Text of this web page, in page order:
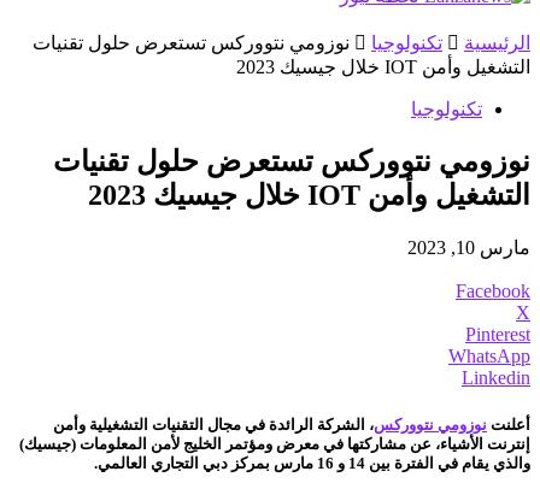
الرئيسية تكنولوجيا
نوزومي نتووركس تستعرض حلول تقنيات
التشغيل وأمن IOT خلال جيسيك 2023
تكنولوجيا
نوزومي نتووركس تستعرض حلول تقنيات
التشغيل وأمن IOT خلال جيسيك 2023
مارس 10, 2023
Facebook
X
Pinterest
WhatsApp
Linkedin
أعلنت نوزومي نتووركس، الشركة الرائدة في مجال التقنيات التشغيلية وأمن
إنترنت الأشياء، عن مشاركتها في معرض ومؤتمر الخليج لأمن المعلومات (جيسيك)
والذي يقام في الفترة بين 14 و 16 مارس بمركز دبي التجاري العالمي.